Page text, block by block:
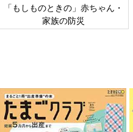
「もしものときの」赤ちゃん・
家族の防災